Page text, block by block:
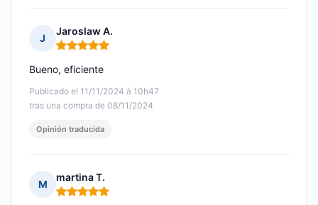
J
Jaroslaw A.
Nota: 5 de 5
Publicado el 11/11/2024 à 10h47
tras una compra de 08/11/2024
Bueno, eficiente
Opinión traducida
M
martina T.
Nota: 5 de 5